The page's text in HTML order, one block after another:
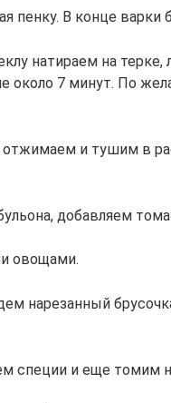
пенку. В конце варки
натираем на
около 7 минут. По
и тушим в
добавляем
овощами.
нарезанный
специи и еще томим